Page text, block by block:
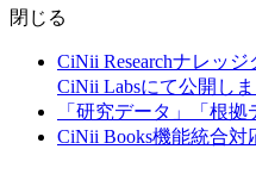
閉じる
CiNii Researchナレッ
CiNii Labsにて公開し
「研究データ」「根
CiNii Books機能統合